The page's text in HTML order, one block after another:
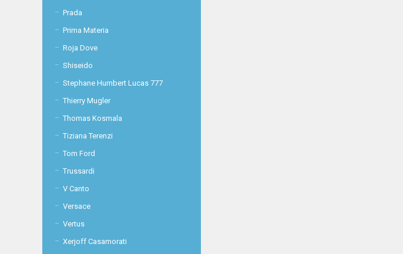
Prada
Prima Materia
Roja Dove
Shiseido
Stephane Humbert Lucas 777
Thierry Mugler
Thomas Kosmala
Tiziana Terenzi
Tom Ford
Trussardi
V Canto
Versace
Vertus
Xerjoff Casamorati